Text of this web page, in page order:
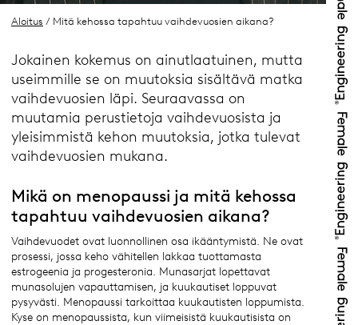
Aloitus / Mitä kehossa tapahtuu vaihdevuosien aikana?
Jokainen kokemus on ainutlaatuinen, mutta
useimmille se on muutoksia sisältävä matka
vaihdevuosien läpi. Seuraavassa on
muutamia perustietoja vaihdevuosista ja
yleisimmistä kehon muutoksia, jotka tulevat
vaihdevuosien mukana.
Mikä on menopaussi ja mitä kehossa
tapahtuu vaihdevuosien aikana?
Vaihdevuodet ovat luonnollinen osa ikääntymistä. Ne ovat
prosessi, jossa keho vähitellen lakkaa tuottamasta
estrogeenia ja progesteronia. Munasarjat lopettavat
munasolujen vapauttamisen, ja kuukautiset loppuvat
pysyvästi. Menopaussi tarkoittaa kuukautisten loppumista.
Kyse on menopaussista, kun viimeisistä kuukautisista on